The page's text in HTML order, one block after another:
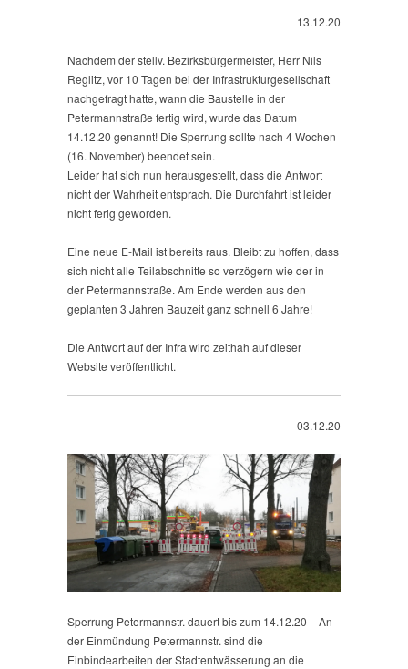
13.12.20
Nachdem der stellv. Bezirksbürgermeister, Herr Nils
Reglitz, vor 10 Tagen bei der Infrastrukturgesellschaft
nachgefragt hatte, wann die Baustelle in der
Petermannstraße fertig wird, wurde das Datum
14.12.20 genannt! Die Sperrung sollte nach 4 Wochen
(16. November) beendet sein.
Leider hat sich nun herausgestellt, dass die Antwort
nicht der Wahrheit entsprach. Die Durchfahrt ist leider
nicht ferig geworden.
Eine neue E-Mail ist bereits raus. Bleibt zu hoffen, dass
sich nicht alle Teilabschnitte so verzögern wie der in
der Petermannstraße. Am Ende werden aus den
geplanten 3 Jahren Bauzeit ganz schnell 6 Jahre!
Die Antwort auf der Infra wird zeithah auf dieser
Website veröffentlicht.
03.12.20
Sperrung Petermannstr. dauert bis zum 14.12.20 – An
der Einmündung Petermannstr. sind die
Einbindearbeiten der Stadtentwässerung an die